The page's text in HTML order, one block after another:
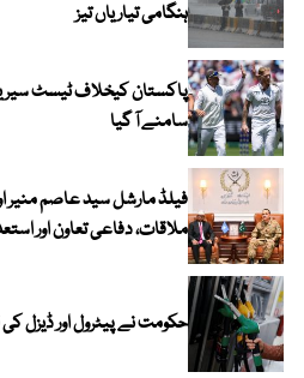
ہنگامی تیاریاں تیز
سامنے آ گیا
فیلڈ مارشل سید عاصم منیر
ملاقات، دفاعی تعاون اور
حکومت نے پیٹرول اور ڈیزل